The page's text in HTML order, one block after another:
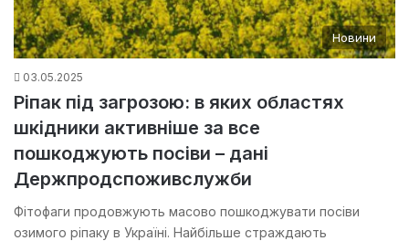
Новини
03.05.2025
Ріпак під загрозою: в яких областях
шкідники активніше за все
пошкоджують посіви – дані
Держпродспоживслужби
Фітофаги продовжують масово пошкоджувати посіви
озимого ріпаку в Україні. Найбільше страждають